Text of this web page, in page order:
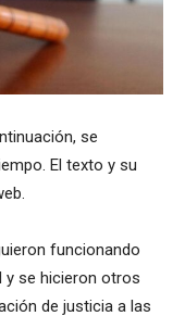
se
El texto y su
funcionando
y se hicieron otros
de justicia a las